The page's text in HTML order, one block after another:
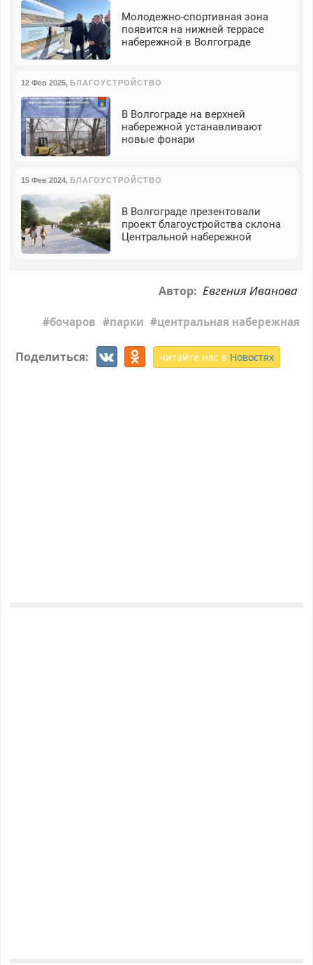
Молодежно-спортивная зона
появится на нижней террасе
набережной в Волгограде
12 Фев 2025, БЛАГОУСТРОЙСТВО
В Волгограде на верхней
набережной устанавливают
новые фонари
15 Фев 2024, БЛАГОУСТРОЙСТВО
В Волгограде презентовали
проект благоустройства склона
Центральной набережной
Автор: Евгения Иванова
бочаров парки центральная набережная
Поделиться: читайте нас в Новостях